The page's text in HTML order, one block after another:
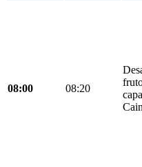
08:00 08:20